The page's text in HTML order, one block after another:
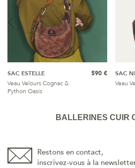
SAC ESTELLE
Veau Velours Cognac &
Python Oasis
590 €
SAC
Veau
BALLERINES CUIR
Restons en contact,
inscrivez-vous à la